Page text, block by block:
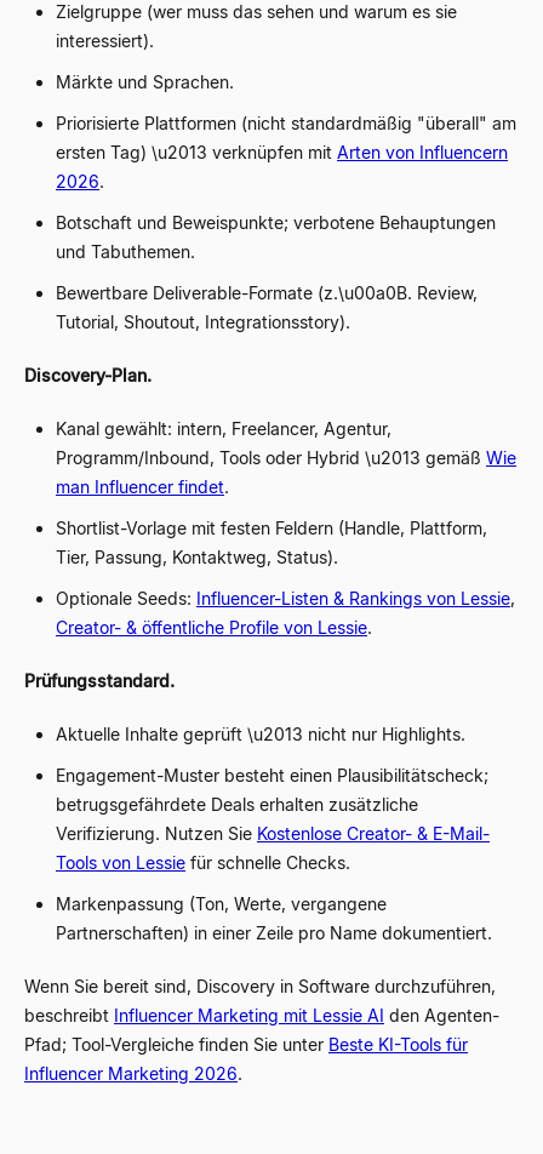
Zielgruppe (wer muss das sehen und warum es sie
interessiert).
Märkte und Sprachen.
Priorisierte Plattformen (nicht standardmäßig "überall" am
ersten Tag) \u2013 verknüpfen mit Arten von Influencern
2026.
Botschaft und Beweispunkte; verbotene Behauptungen
und Tabuthemen.
Bewertbare Deliverable-Formate (z.\u00a0B. Review,
Tutorial, Shoutout, Integrationsstory).
Discovery-Plan.
Kanal gewählt: intern, Freelancer, Agentur,
Programm/Inbound, Tools oder Hybrid \u2013 gemäß Wie
man Influencer findet.
Shortlist-Vorlage mit festen Feldern (Handle, Plattform,
Tier, Passung, Kontaktweg, Status).
Optionale Seeds: Influencer-Listen & Rankings von Lessie,
Creator- & öffentliche Profile von Lessie.
Prüfungsstandard.
Aktuelle Inhalte geprüft \u2013 nicht nur Highlights.
Engagement-Muster besteht einen Plausibilitätscheck;
betrugsgefährdete Deals erhalten zusätzliche
Verifizierung. Nutzen Sie Kostenlose Creator- & E-Mail-
Tools von Lessie für schnelle Checks.
Markenpassung (Ton, Werte, vergangene
Partnerschaften) in einer Zeile pro Name dokumentiert.
Wenn Sie bereit sind, Discovery in Software durchzuführen,
beschreibt Influencer Marketing mit Lessie AI den Agenten-
Pfad; Tool-Vergleiche finden Sie unter Beste KI-Tools für
Influencer Marketing 2026.